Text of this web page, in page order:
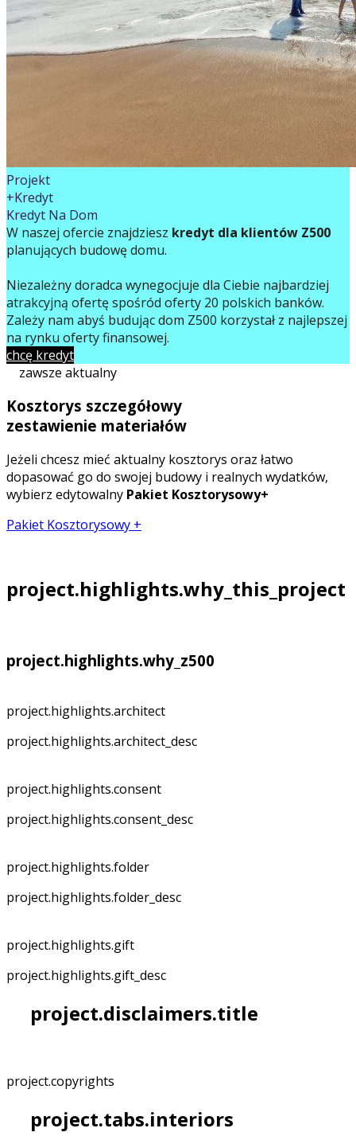
Projekt
+Kredyt
Kredyt Na Dom
W naszej ofercie znajdziesz kredyt dla klientów Z500
planujących budowę domu.
Niezależny doradca wynegocjuje dla Ciebie najbardziej
atrakcyjną ofertę spośród oferty 20 polskich banków.
Zależy nam abyś budując dom Z500 korzystał z najlepszej
na rynku oferty finansowej.
chcę kredyt
zawsze aktualny
Kosztorys szczegółowy
zestawienie materiałów
Jeżeli chcesz mieć aktualny kosztorys oraz łatwo
dopasować go do swojej budowy i realnych wydatków,
wybierz edytowalny Pakiet Kosztorysowy+
Pakiet Kosztorysowy +
project.highlights.why_this_project
project.highlights.why_z500
project.highlights.architect
project.highlights.architect_desc
project.highlights.consent
project.highlights.consent_desc
project.highlights.folder
project.highlights.folder_desc
project.highlights.gift
project.highlights.gift_desc
project.disclaimers.title
project.copyrights
project.tabs.interiors